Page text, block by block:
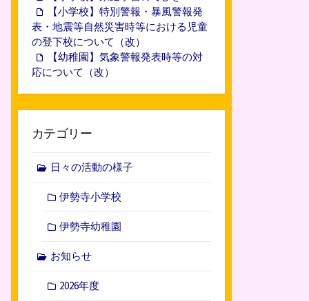
【小学校】特別警報・暴風警報発
表・地震等自然災害時等における児童
の登下校について（改）
【幼稚園】気象警報発表時等の対
応について（改）
カテゴリー
日々の活動の様子
伊勢寺小学校
伊勢寺幼稚園
お知らせ
2026年度